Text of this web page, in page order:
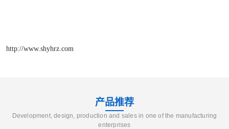
http://www.shyhrz.com
产品推荐
Development, design, production and sales in one of the manufacturing
enterprises